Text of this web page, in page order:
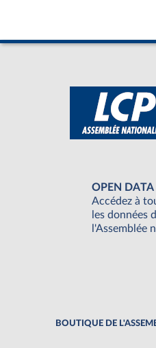
OPEN DATA
Accédez à
les données
l'Assemblée
BOUTIQUE DE